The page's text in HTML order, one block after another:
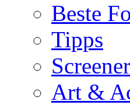
Beste
Tipps
Art &